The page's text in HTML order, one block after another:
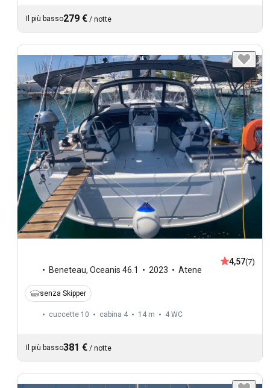
Il più basso279 € / notte
Beneteau, Oceanis 46.1 2023 Atene
4,57(7)
senza Skipper
cuccette 10 cabina 4 14 m 4 WC
Il più basso381 € / notte